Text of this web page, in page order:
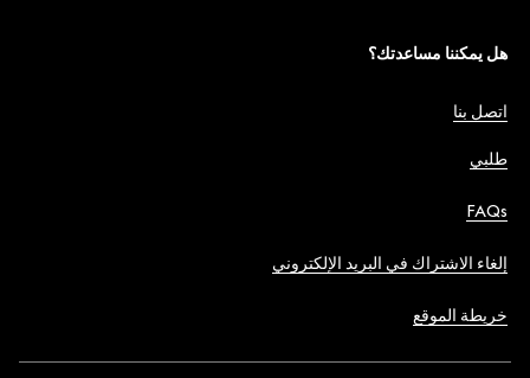
هل يمكننا مساعدتك؟
اتصل بنا
طلبي
FAQs
إلغاء الاشتراك في البريد الإلكتروني
خريطة الموقع